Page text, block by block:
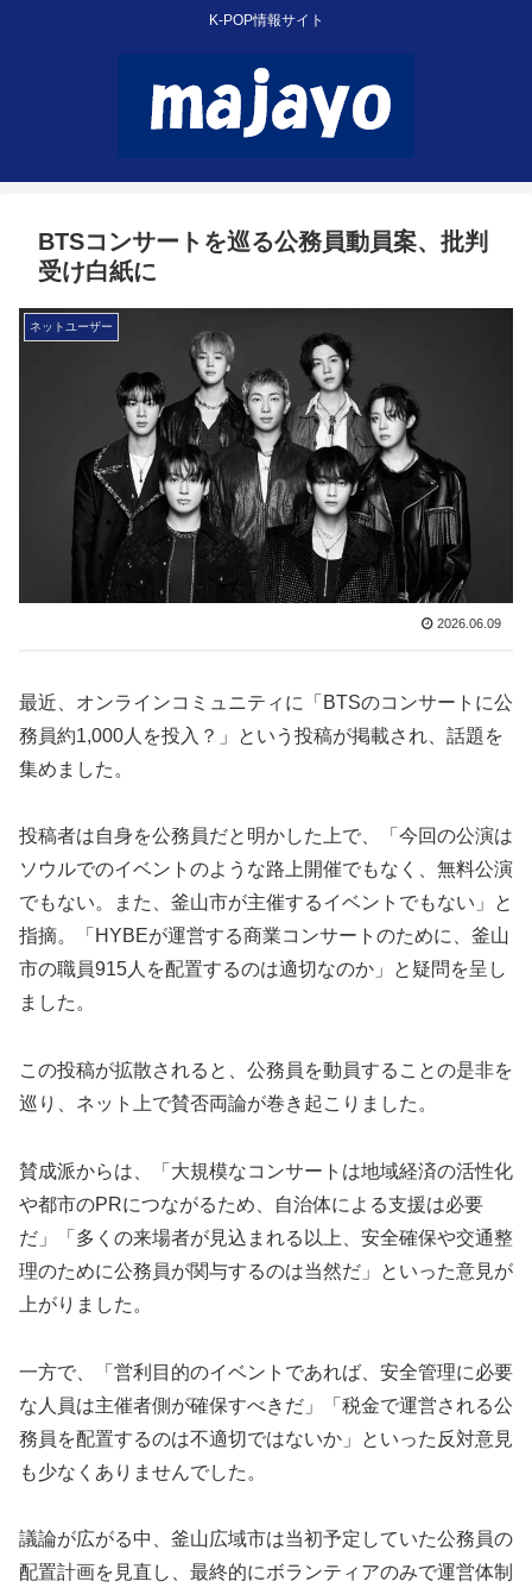
K-POP情報サイト
BTSコンサートを巡る公務員動員案、批判
受け白紙に
ネットユーザー
2026.06.09
最近、オンラインコミュニティに「BTSのコンサートに公
務員約1,000人を投入？」という投稿が掲載され、話題を
集めました。
投稿者は自身を公務員だと明かした上で、「今回の公演は
ソウルでのイベントのような路上開催でもなく、無料公演
でもない。また、釜山市が主催するイベントでもない」と
指摘。「HYBEが運営する商業コンサートのために、釜山
市の職員915人を配置するのは適切なのか」と疑問を呈し
ました。
この投稿が拡散されると、公務員を動員することの是非を
巡り、ネット上で賛否両論が巻き起こりました。
賛成派からは、「大規模なコンサートは地域経済の活性化
や都市のPRにつながるため、自治体による支援は必要
だ」「多くの来場者が見込まれる以上、安全確保や交通整
理のために公務員が関与するのは当然だ」といった意見が
上がりました。
一方で、「営利目的のイベントであれば、安全管理に必要
な人員は主催者側が確保すべきだ」「税金で運営される公
務員を配置するのは不適切ではないか」といった反対意見
も少なくありませんでした。
議論が広がる中、釜山広域市は当初予定していた公務員の
配置計画を見直し、最終的にボランティアのみで運営体制